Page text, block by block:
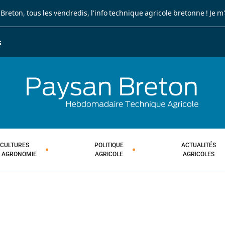
, tous les vendredis, l'info technique agricole bretonne ! Je
CULTURES
AGRONOMIE
POLITIQUE
AGRICOLE
ACTUALITÉS
AGRICOLES